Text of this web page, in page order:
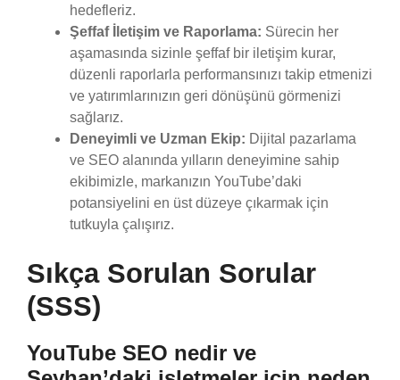
hedefleriz.
Şeffaf İletişim ve Raporlama: Sürecin her
aşamasında sizinle şeffaf bir iletişim kurar,
düzenli raporlarla performansınızı takip etmenizi
ve yatırımlarınızın geri dönüşünü görmenizi
sağlarız.
Deneyimli ve Uzman Ekip: Dijital pazarlama
ve SEO alanında yılların deneyimine sahip
ekibimizle, markanızın YouTube’daki
potansiyelini en üst düzeye çıkarmak için
tutkuyla çalışırız.
Sıkça Sorulan Sorular
(SSS)
YouTube SEO nedir ve